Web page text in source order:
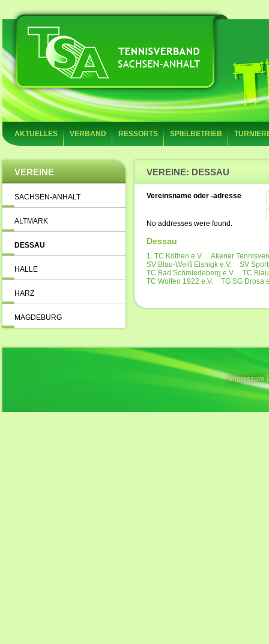
AKTUELLES VERBAND RESSORTS SPIELBETRIEB
VEREINE
SACHSEN-ANHALT
ALTMARK
DESSAU
HALLE
HARZ
MAGDEBURG
VEREINE: DESSAU
Vereinsname oder -adresse
No addresses were found.
Dessau
1. TC Köthen e.V.
Akener
SV Blau-Weiß Elsnigk e.V.
SV
TC Bad Schmiedeberg e.V.
TC
TC Wolfen 1922 e.V.
TG SG Drosa
Impressum